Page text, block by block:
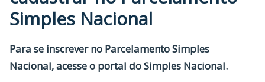
Simples Nacional
Para se inscrever no Parcelamento Simples
Nacional, acesse o portal do Simples Nacional.